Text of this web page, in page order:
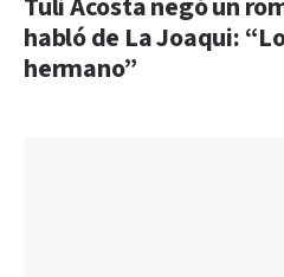
Tuli Acosta negó un
habló de La Joaqui:
hermano”